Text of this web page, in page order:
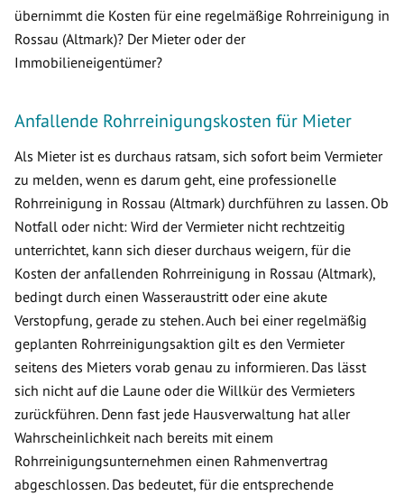
übernimmt die Kosten für eine regelmäßige Rohrreinigung in
Rossau (Altmark)? Der Mieter oder der
Immobilieneigentümer?
Anfallende Rohrreinigungskosten für Mieter
Als Mieter ist es durchaus ratsam, sich sofort beim Vermieter
zu melden, wenn es darum geht, eine professionelle
Rohrreinigung in Rossau (Altmark) durchführen zu lassen. Ob
Notfall oder nicht: Wird der Vermieter nicht rechtzeitig
unterrichtet, kann sich dieser durchaus weigern, für die
Kosten der anfallenden Rohrreinigung in Rossau (Altmark),
bedingt durch einen Wasseraustritt oder eine akute
Verstopfung, gerade zu stehen. Auch bei einer regelmäßig
geplanten Rohrreinigungsaktion gilt es den Vermieter
seitens des Mieters vorab genau zu informieren. Das lässt
sich nicht auf die Laune oder die Willkür des Vermieters
zurückführen. Denn fast jede Hausverwaltung hat aller
Wahrscheinlichkeit nach bereits mit einem
Rohrreinigungsunternehmen einen Rahmenvertrag
abgeschlossen. Das bedeutet, für die entsprechende